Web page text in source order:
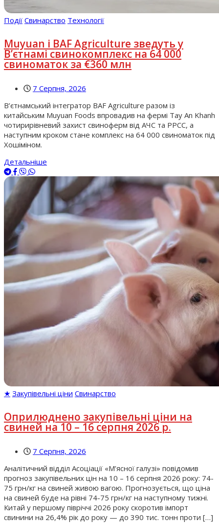
Події Свинарство Технології
Muyuan і BAF Agriculture зведуть у
В’єтнамі свинокомплекс на 64 000
свиноматок за €360 млн
7 Серпня, 2026
В’єтнамський інтегратор BAF Agriculture разом із
китайським Muyuan Foods впровадив на фермі Tay An Khanh
чотирирівневий захист свиноферм від АЧС та РРСС, а
наступним кроком стане комплекс на 64 000 свиноматок під
Хошіміном.
Детальніше
★ Закупівельні ціни Свинарство
Оприлюднено закупівельні ціни на
свиней на 10 – 16 серпня 2026 р.
7 Серпня, 2026
Аналітичний відділ Асоціації «М’ясної галузі» повідомив
прогноз закупівельних цін на 10 – 16 серпня 2026 року: 74-
75 грн/кг на свиней живою вагою. Прогнозується, що ціна
на свиней буде на рівні 74-75 грн/кг на наступному тижні.
Китай у першому півріччі 2026 року скоротив імпорт
свинини на 26,4% рік до року — до 390 тис. тонн проти […]